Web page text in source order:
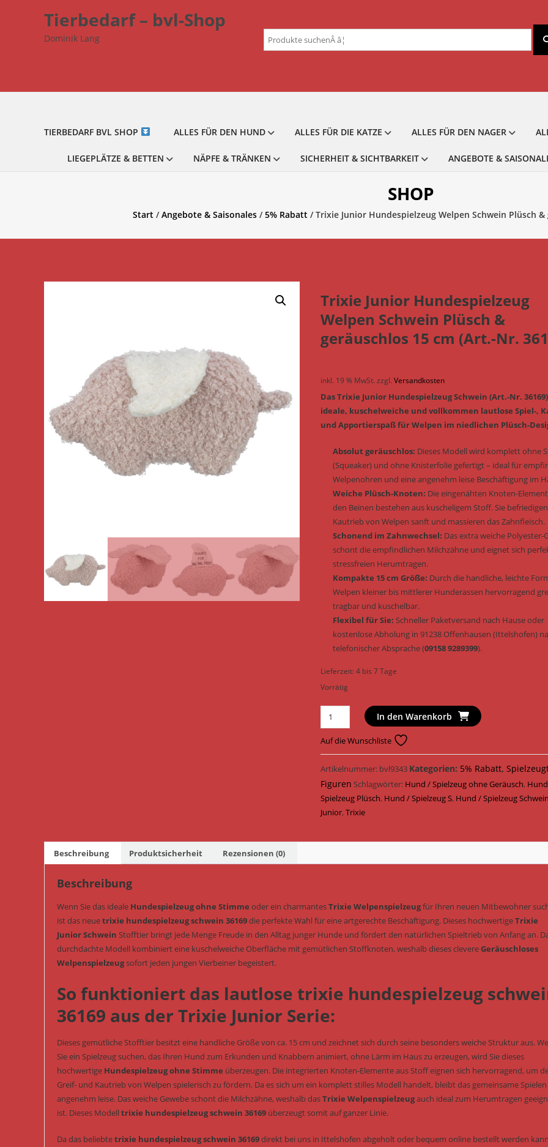
Tierbedarf – bvl-Shop
Dominik Lang
Suchen
nach:
TIERBEDARF BVL SHOP ALLES FÜR DEN HUND ALLES FÜR DIE KATZE ALLES FÜR DEN NAGER
LIEGEPLÄTZE & BETTEN NÄPFE & TRÄNKEN SICHERHEIT & SICHTBARKEIT ANGEBOTE &
SHOP
Start/Angebote & Saisonales/5% Rabatt/ Trixie Junior Hundespielzeug Welpen Schwein Plüsch &
Trixie Junior Hundespielzeug
Welpen Schwein Plüsch &
geräuschlos 15 cm (Art.-Nr.
inkl. 19 % MwSt. zzgl.Versandkosten
Das Trixie Junior Hundespielzeug Schwein (Art.-Nr.
ideale, kuschelweiche und vollkommen lautlose Spiel-,
und Apportierspaß für Welpen im niedlichen Plüsch-
Absolut geräuschlos: Dieses Modell wird komplett ohne
(Squeaker) und ohne Knisterfolie gefertigt – ideal für
Welpenohren und eine angenehm leise Beschäftigung im
Weiche Plüsch-Knoten: Die eingenähten Knoten-
den Beinen bestehen aus kuscheligem Stoff. Sie
Kautrieb von Welpen sanft und massieren das Zahnfleisch.
Schonend im Zahnwechsel: Das extra weiche Polyester-
schont die empfindlichen Milchzähne und eignet sich
stressfreien Herumtragen.
Kompakte 15 cm Größe: Durch die handliche, leichte
Welpen kleiner bis mittlerer Hunderassen hervorragend
tragbar und kuschelbar.
Flexibel für Sie: Schneller Paketversand nach Hause oder
kostenlose Abholung in 91238 Offenhausen (Ittelshofen)
telefonischer Absprache (09158 9289399).
Lieferzeit:4 bis 7 Tage
Vorrätig
Trixie
Junior
Hundespielzeug
Welpen
Schwein
Plüsch
&
geräuschlos
Nr.
In den Warenkorb
Auf die Wunschliste
Artikelnummer: bvl9343 Kategorien: 5% Rabatt,
Figuren Schlagwörter: Hund / Spielzeug ohne Geräusch,
Spielzeug Plüsch, Hund / Spielzeug S, Hund / Spielzeug
Junior,Trixie
Beschreibung Produktsicherheit Rezensionen (0)
Beschreibung
Wenn Sie das ideale Hundespielzeug ohne Stimme oder ein charmantesTrixie Welpenspielzeugfür Ihren neuen Mitbewohner
ist das neuetrixie hundespielzeug schwein 36169die perfekte Wahl für eine artgerechte Beschäftigung. Dieses hochwertigeTrixie
Junior Schwein Stofftier bringt jede Menge Freude in den Alltag junger Hunde und fördert den natürlichen Spieltrieb von Anfang an.
durchdachte Modell kombiniert eine kuschelweiche Oberfläche mit gemütlichen Stoffknoten, weshalb dieses clevereGeräuschloses
Welpenspielzeugsofort jeden jungen Vierbeiner begeistert.
So funktioniert das lautlose trixie hundespielzeug
36169 aus der Trixie Junior Serie:
Dieses gemütliche Stofftier besitzt eine handliche Größe von ca. 15 cm und zeichnet sich durch seine besonders weiche Struktur aus.
Sie ein Spielzeug suchen, das Ihren Hund zum Erkunden und Knabbern animiert, ohne Lärm im Haus zu erzeugen, wird Sie dieses
hochwertige Hundespielzeug ohne Stimme überzeugen. Die integrierten Knoten-Elemente aus Stoff eignen sich hervorragend, um
Greif- und Kautrieb von Welpen spielerisch zu fördern. Da es sich um ein komplett stilles Modell handelt, bleibt das gemeinsame Spielen
angenehm leise. Das weiche Gewebe schont die Milchzähne, weshalb dasTrixie Welpenspielzeugauch ideal zum Herumtragen
ist. Dieses Modelltrixie hundespielzeug schwein 36169 überzeugt somit auf ganzer Linie.
Da das beliebtetrixie hundespielzeug schwein 36169direkt bei uns in Ittelshofen abgeholt oder bequem online bestellt werden